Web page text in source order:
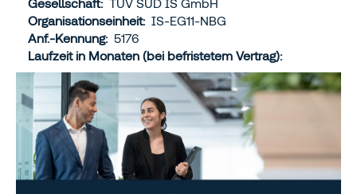
Gesellschaft: TÜV SÜD IS GmbH
Organisationseinheit: IS-EG11-NBG
Anf.-Kennung: 5176
Laufzeit in Monaten (bei befristetem Vertrag):